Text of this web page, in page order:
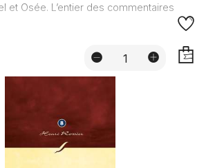
et Osée. L’entier des commentaires